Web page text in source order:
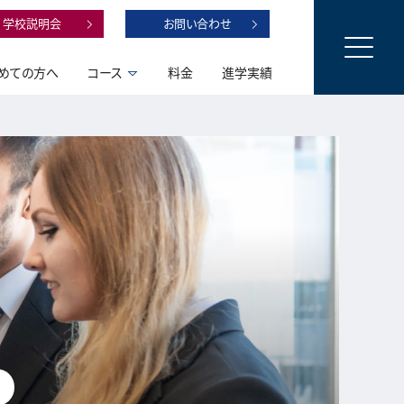
学校説明会 お問い合わせ
ての方へ コース 料金 進学実績